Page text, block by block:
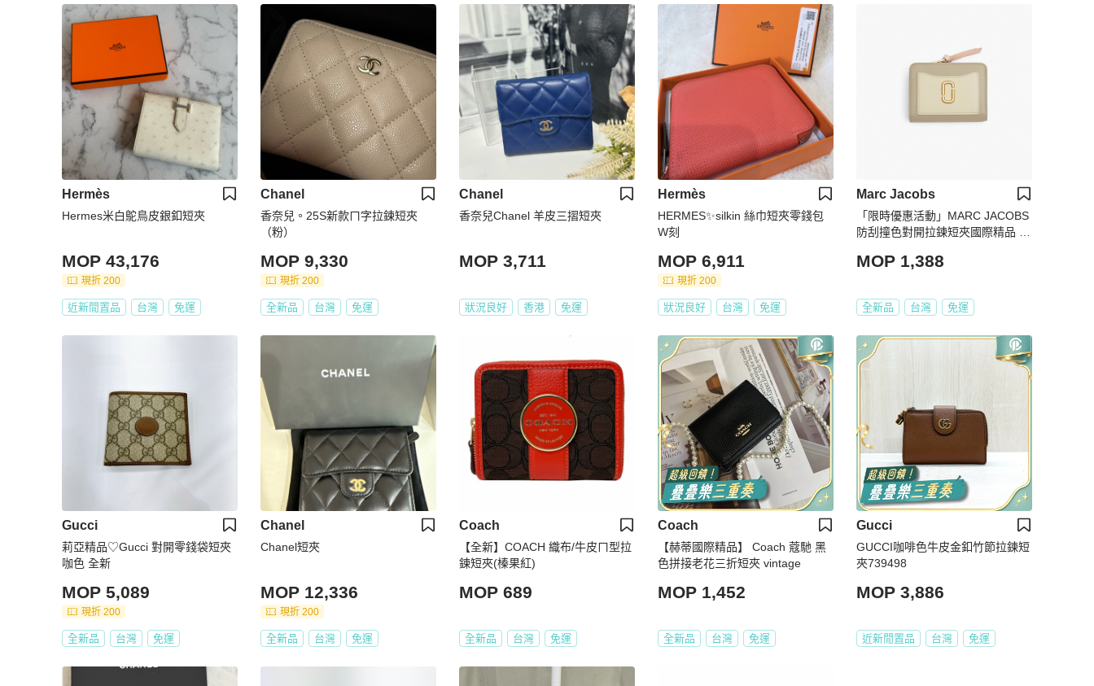
Hermès
Hermes米白鴕鳥皮銀釦短夾
MOP 43,176
現折 200
近新閒置品 台灣 免運
Chanel
香奈兒。25S新款ㄇ字拉鍊短夾
（粉）
MOP 9,330
現折 200
全新品 台灣 免運
Chanel
香奈兒Chanel 羊皮三摺短夾
MOP 3,711
狀況良好 香港 免運
Hermès
HERMES✨silkin 絲巾短夾零錢包
W刻
MOP 6,911
現折 200
狀況良好 台灣 免運
Marc Jacobs
「限時優惠活動」MARC JACOBS
防刮撞色對開拉鍊短夾國際精品 經
附提袋防塵袋
MOP 1,388
全新品 台灣 免運
Gucci
莉亞精品♡Gucci 對開零錢袋短夾
咖色 全新
MOP 5,089
現折 200
全新品 台灣 免運
Chanel
Chanel短夾
MOP 12,336
現折 200
全新品 台灣 免運
Coach
【全新】COACH 織布/牛皮ㄇ型拉
鍊短夾(榛果紅)
MOP 689
全新品 台灣 免運
Coach
【赫蒂國際精品】 Coach 蔻馳 黑
色拼接老花三折短夾 vintage
MOP 1,452
全新品 台灣 免運
Gucci
GUCCI咖啡色牛皮金釦竹節拉鍊短
夾739498
MOP 3,886
近新閒置品 台灣 免運